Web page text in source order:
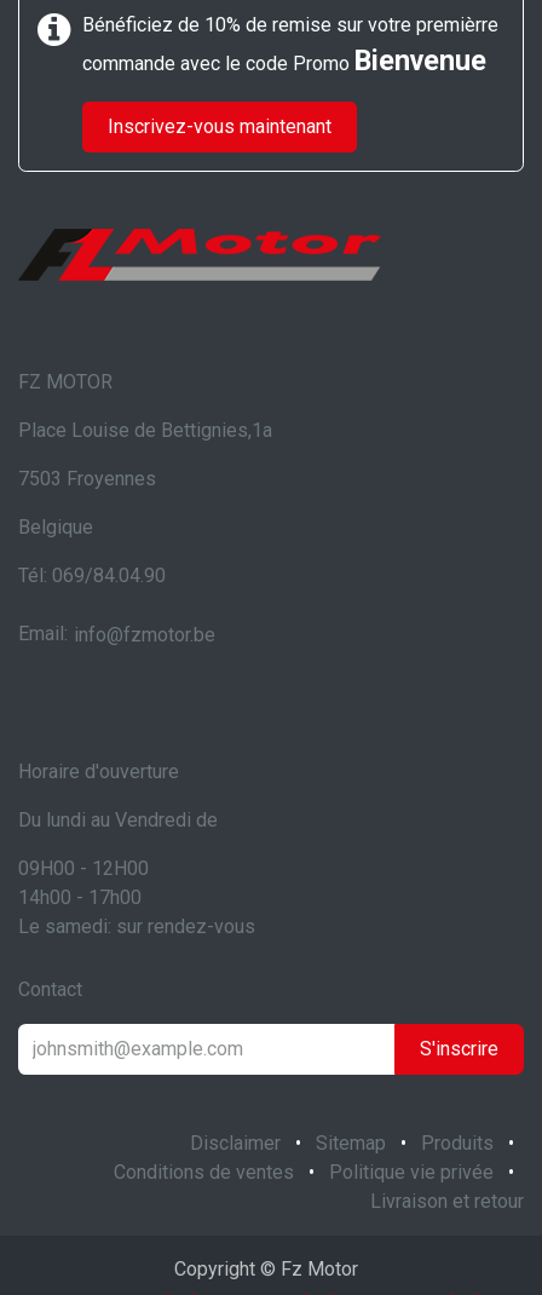
Bénéficiez de 10% de remise sur votre premièrre
commande avec le code Promo Bienvenue
Inscrivez-vous maintenant
FZ MOTOR
Place Louise de Bettignies,1a
7503 Froyennes
Belgique
Tél: 069/84.04.90
Email: info@fzmotor.be
Horaire d'ouverture
Du lundi au Vendredi de
09H00 - 12H00
14h00 - 17h00
Le samedi: sur rendez-vous
Contact
S'inscrire
Disclaimer • Sitemap • Produits
•
Conditions de ventes
• Politique vie privée
•
Livraison et retour
Copyright © Fz Motor